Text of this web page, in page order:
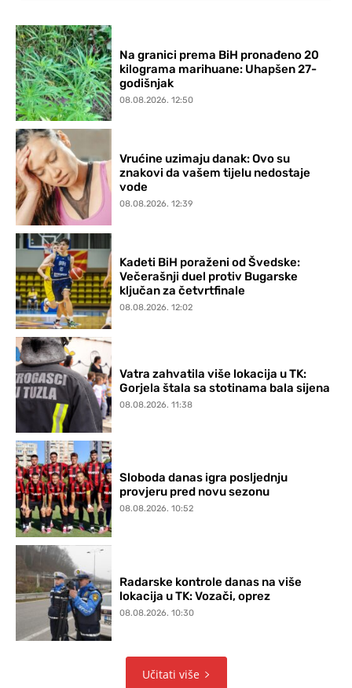
Na granici prema BiH pronađeno 20
kilograma marihuane: Uhapšen 27-
godišnjak
08.08.2026. 12:50
Vrućine uzimaju danak: Ovo su
znakovi da vašem tijelu nedostaje
vode
08.08.2026. 12:39
Kadeti BiH poraženi od Švedske:
Večerašnji duel protiv Bugarske
ključan za četvrtfinale
08.08.2026. 12:02
Vatra zahvatila više lokacija u TK:
Gorjela štala sa stotinama bala sijena
08.08.2026. 11:38
Sloboda danas igra posljednju
provjeru pred novu sezonu
08.08.2026. 10:52
Radarske kontrole danas na više
lokacija u TK: Vozači, oprez
08.08.2026. 10:30
Učitati više